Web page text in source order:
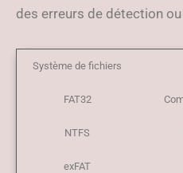
des erreurs de détection
Système de fichiers
FAT32
NTFS
exFAT